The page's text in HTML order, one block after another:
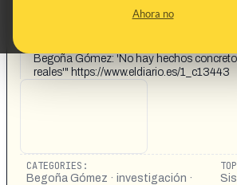
Ahora no
"El fiscal impugna toda la investigación
Begoña Gómez: 'No hay hechos
reales'" https://www.eldiario.es/1_c13443
CATEGORIES:
Begoña Gómez · investigación ·